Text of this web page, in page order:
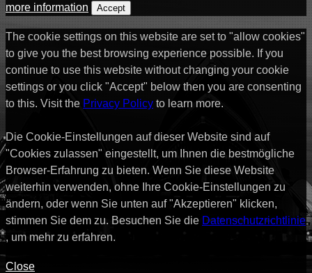
more information
Accept
The cookie settings on this website are set to "allow cookies"
to give you the best browsing experience possible. If you
continue to use this website without changing your cookie
settings or you click "Accept" below then you are consenting
to this. Visit the Privacy Policy to learn more.
Die Cookie-Einstellungen auf dieser Website sind auf
"Cookies zulassen" eingestellt, um Ihnen die bestmögliche
Browser-Erfahrung zu bieten. Wenn Sie diese Website
weiterhin verwenden, ohne Ihre Cookie-Einstellungen zu
ändern, oder wenn Sie unten auf "Akzeptieren" klicken,
stimmen Sie dem zu. Besuchen Sie die Datenschutzrichtlinie
, um mehr zu erfahren.
Close